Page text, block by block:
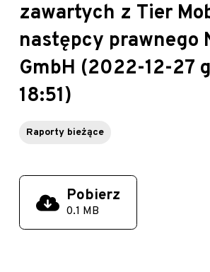
zawartych z Tier
następcy prawnego
GmbH (2022-12-27
18:51)
Raporty bieżące
Pobierz
0.1 MB